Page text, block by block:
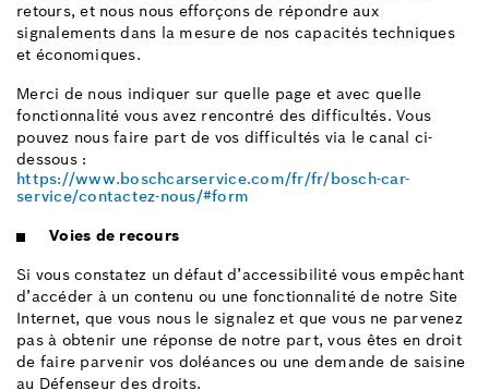
retours, et nous nous efforçons de répondre aux
signalements dans la mesure de nos capacités techniques
et économiques.
Merci de nous indiquer sur quelle page et avec quelle
fonctionnalité vous avez rencontré des difficultés. Vous
pouvez nous faire part de vos difficultés via le canal ci-
dessous :
https://www.boschcarservice.com/fr/fr/bosch-car-
service/contactez-nous/#form
Voies de recours
Si vous constatez un défaut d’accessibilité vous empêchant
d’accéder à un contenu ou une fonctionnalité de notre Site
Internet, que vous nous le signalez et que vous ne parvenez
pas à obtenir une réponse de notre part, vous êtes en droit
de faire parvenir vos doléances ou une demande de saisine
au Défenseur des droits.